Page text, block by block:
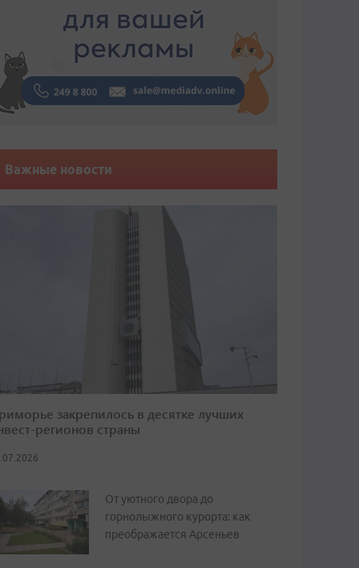
Важные новости
закрепилось в десятке лучших
регионов страны
От уютного двора до
горнолыжного курорта: как
преображается Арсеньев